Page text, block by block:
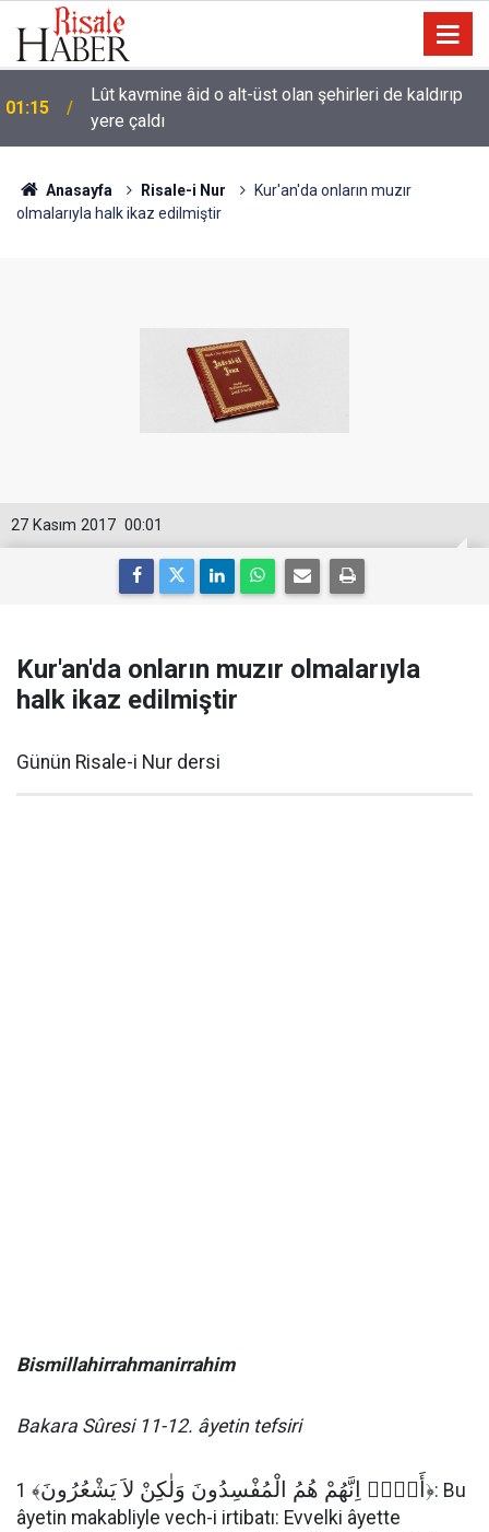
01:15
Lût kavmine âid o alt-üst olan şehirleri de kaldırıp
yere çaldı
00:01
Kâinat, bütün âlemleriyle o cilve ile hayattar ve
ziyadardır
Anasayfa Risale-i Nur
Kur'an'da onların muzır
olmalarıyla halk ikaz edilmiştir
00:01
27 Kasım 2017
Kur'an'da onların muzır olmalarıyla
halk ikaz edilmiştir
Günün Risale-i Nur dersi
Bismillahirrahmanirrahim
Bakara Sûresi 11-12. âyetin tefsiri
1 ﴾أَلاَۤ اِنَّهُمْ هُمُ الْمُفْسِدُونَ وَلٰكِنْ لاَ يَشْعُرُونَ﴿: Bu
âyetin makabliyle vech-i irtibatı: Evvelki âyette